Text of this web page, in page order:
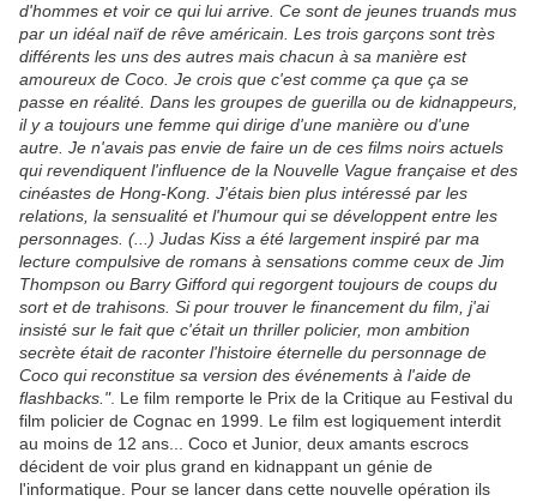
d'hommes et voir ce qui lui arrive. Ce sont de jeunes truands mus
par un idéal naïf de rêve américain. Les trois garçons sont très
différents les uns des autres mais chacun à sa manière est
amoureux de Coco. Je crois que c'est comme ça que ça se
passe en réalité. Dans les groupes de guerilla ou de kidnappeurs,
il y a toujours une femme qui dirige d'une manière ou d'une
autre. Je n'avais pas envie de faire un de ces films noirs actuels
qui revendiquent l'influence de la Nouvelle Vague française et des
cinéastes de Hong-Kong. J'étais bien plus intéressé par les
relations, la sensualité et l'humour qui se développent entre les
personnages. (...) Judas Kiss a été largement inspiré par ma
lecture compulsive de romans à sensations comme ceux de Jim
Thompson ou Barry Gifford qui regorgent toujours de coups du
sort et de trahisons. Si pour trouver le financement du film, j'ai
insisté sur le fait que c'était un thriller policier, mon ambition
secrète était de raconter l'histoire éternelle du personnage de
Coco qui reconstitue sa version des événements à l'aide de
flashbacks.". Le film remporte le Prix de la Critique au Festival du
film policier de Cognac en 1999. Le film est logiquement interdit
au moins de 12 ans... Coco et Junior, deux amants escrocs
décident de voir plus grand en kidnappant un génie de
l'informatique. Pour se lancer dans cette nouvelle opération ils